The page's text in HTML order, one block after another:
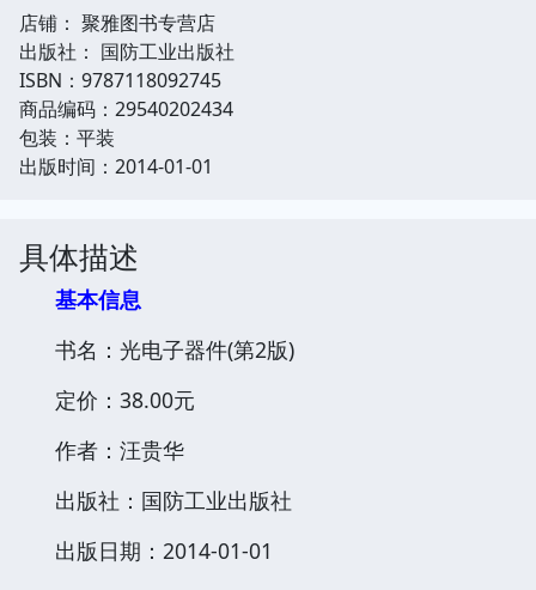
店铺： 聚雅图书专营店
出版社： 国防工业出版社
ISBN：9787118092745
商品编码：29540202434
包装：平装
出版时间：2014-01-01
具体描述
基本信息
书名：光电子器件(第2版)
定价：38.00元
作者：汪贵华
出版社：国防工业出版社
出版日期：2014-01-01